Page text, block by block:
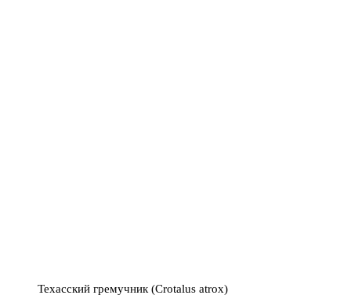
Техасский гремучник (Crotalus atrox)